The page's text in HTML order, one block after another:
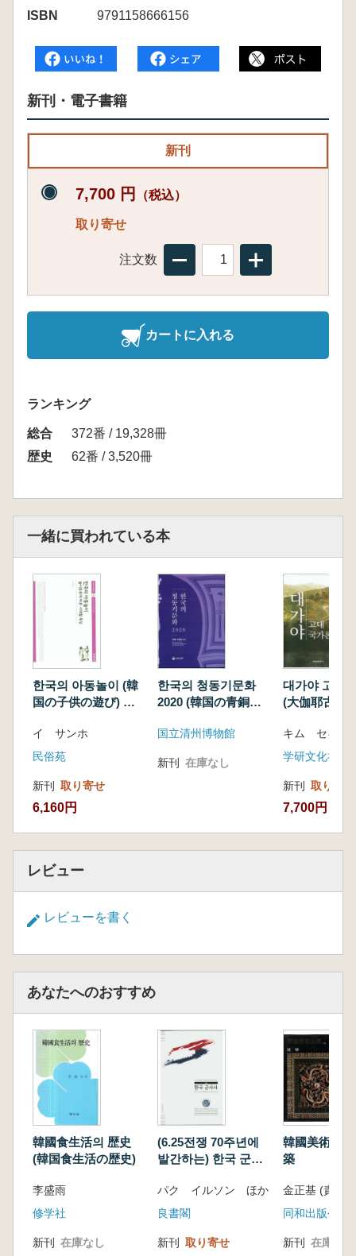
ISBN
9791158666156
新刊・電子書籍
新刊
7,700 円 （税込）
取り寄せ
注文数
カートに入れる
ランキング
総合
372番 / 19,328冊
歴史
62番 / 3,520冊
一緒に買われている本
한국의 아동놀이 (韓
国の子供の遊び) 遊
別の特徴
イ サンホ
民俗苑
新刊 取り寄せ
6,160円
한국의 청동기문화
2020 (韓国の青銅器
国立清州博物館
新刊 在庫なし
대가야 고대
(大伽耶古代
キム セギ
学研文化社
新刊 取り寄せ
7,700円
レビュー
レビューを書く
あなたへのおすすめ
韓國食生活의 歴史
(韓国食生活の歴史)
李盛雨
修学社
新刊 在庫なし
(6.25전쟁 70주년에
발간하는) 한국 군사
に発刊する) 韓国軍
事史)
パク イルソン ほか
良書閣
新刊 取り寄せ
韓國美術全
築
同和出版公社
新刊 在庫なし